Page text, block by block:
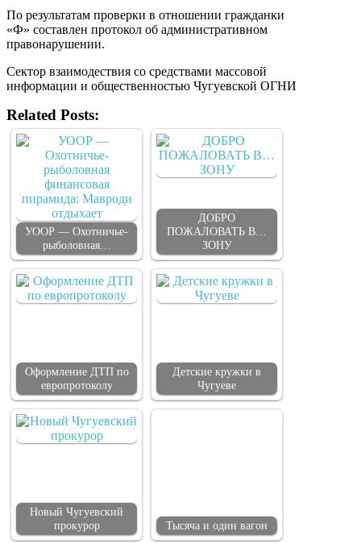
По результатам проверки в отношении гражданки
«Ф» составлен протокол об административном
правонарушении.
Сектор взаимодествия со средствами массовой
информации и общественностью Чугуевской ОГНИ
Related Posts:
УООР — Охотничье-
рыболовная…
ДОБРО
ПОЖАЛОВАТЬ В…
ЗОНУ
Оформление ДТП по
европротоколу
Детские кружки в
Чугуеве
Новый Чугуевский
прокурор
Тысяча и один вагон